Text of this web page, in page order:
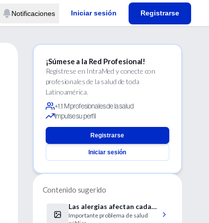
Notificaciones Iniciar sesión Registrarse
¡Súmese a la Red Profesional!
Regístrese en IntraMed y conecte con
profesionales de la salud de toda
Latinoamérica.
+1.1 M profesionales de la salud
Impulse su perfil
Registrarse
Iniciar sesión
Contenido sugerido
Las alergias afectan cada
vez a más niños de todo el
Importante problema de salud